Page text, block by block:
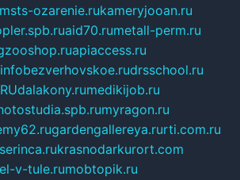
msts-ozarenie.rukameryjooan.ru
aid70.rumetall-perm.ru
apiaccess.ru
bezverhovskoe.rudrsschool.ru
dalakony.rumedikijob.ru
myragon.ru
gardengallereya.rurti.com.ru
krasnodarkurort.com
v-tule.rumobtopik.ru